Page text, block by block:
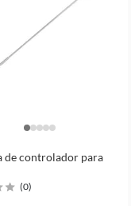
de controlador para
(0)